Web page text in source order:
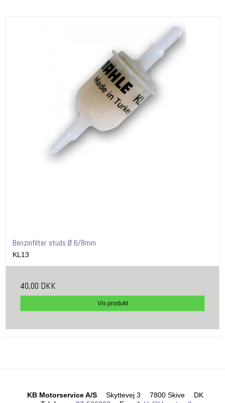
Benzinfilter studs Ø 6/8mm
KL13
40,00 DKK
Vis produkt
KB Motorservice A/S Skyttevej 3 7800 Skive
DK